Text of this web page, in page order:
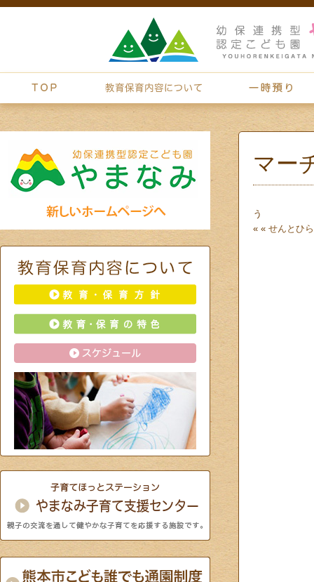
マー
う
« « せんとひ